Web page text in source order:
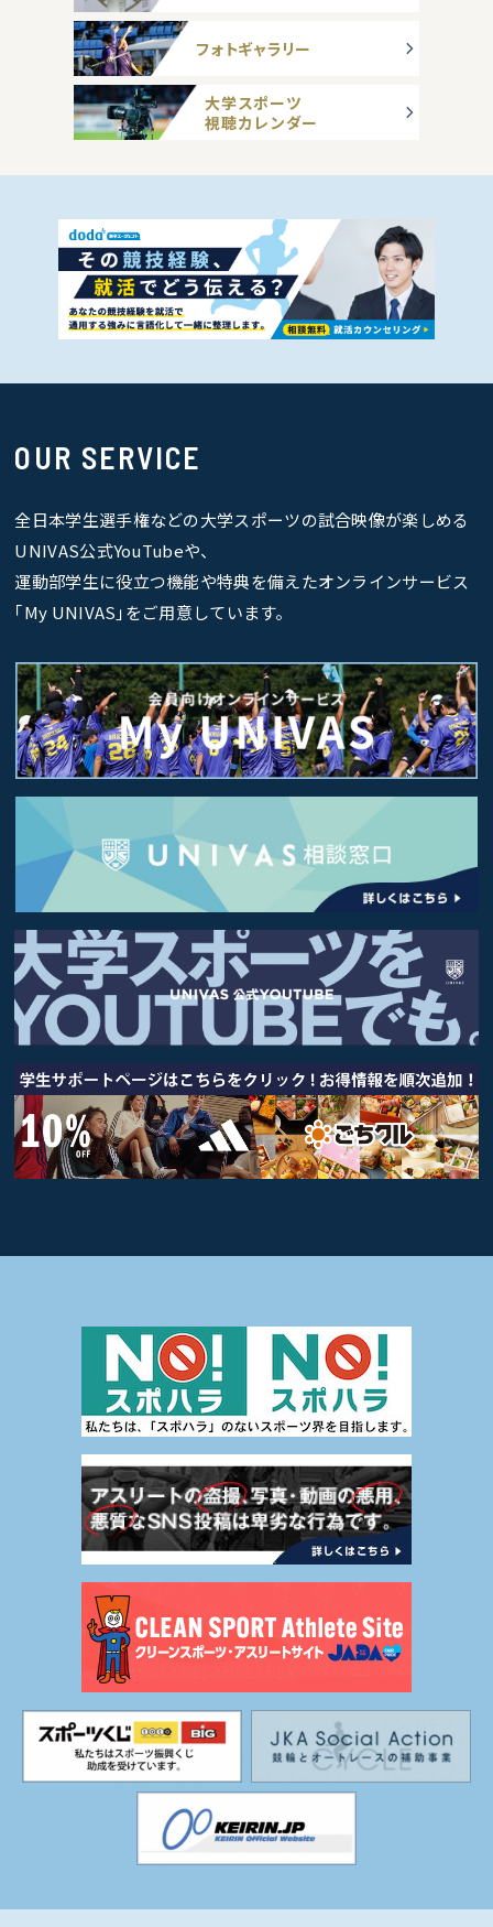
フォトギャラリー
大学スポーツ
視聴カレンダー
OUR SERVICE
全日本学生選手権などの大学スポーツの試合映像が楽しめる
UNIVAS公式YouTubeや、
運動部学生に役立つ機能や特典を備えたオンラインサービス
｢My UNIVAS｣をご用意しています。